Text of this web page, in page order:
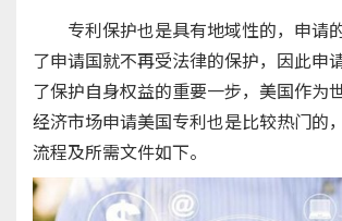
专利保护也是具有地域性的，申请
了申请国就不再受法律的保护，因此申
了保护自身权益的重要一步，美国作为
经济市场申请美国专利也是比较热门的
流程及所需文件如下。